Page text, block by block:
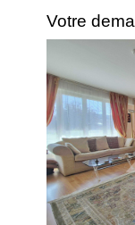
Votre